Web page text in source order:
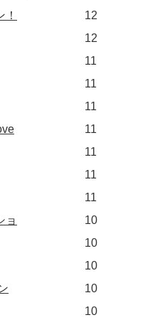
12
12
11
11
11
11
11
11
11
ョ
10
10
10
10
10